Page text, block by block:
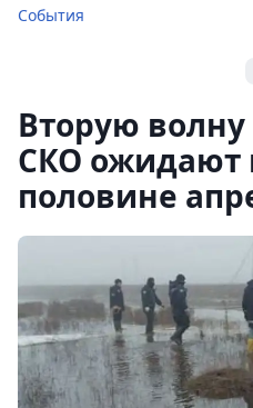
События
Вторую
СКО ожидают
половине